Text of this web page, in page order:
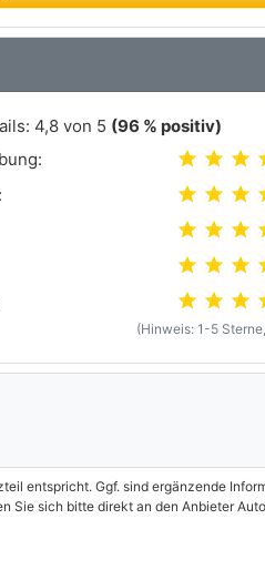
4,8 von 5 (96 % positiv)
star star star
star star star
star star star
star star star
star star star
(Hinweis: 1-5
entspricht. Ggf. sind ergänzende
Sie sich bitte direkt an den Anbieter